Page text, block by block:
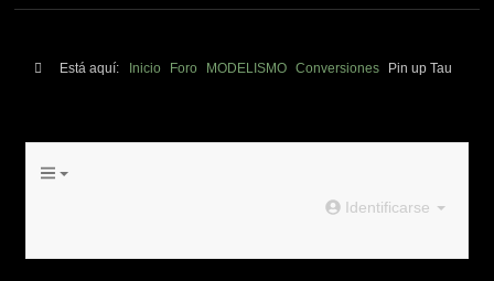
Está aquí: Inicio Foro MODELISMO Conversiones Pin up Tau
Identificarse